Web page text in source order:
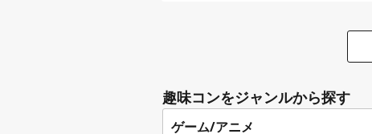
趣味コンをジャンルから探す
ゲーム/アニメ